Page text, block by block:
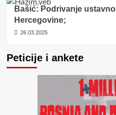
Bašić: Podrivanje
Hercegovine;
26.03.2025
Peticije i ankete